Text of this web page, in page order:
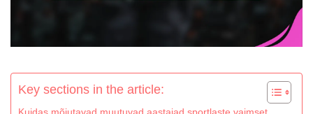
Key sections in the article: